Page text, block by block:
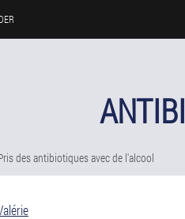
des antibiotiques avec de l'alcool